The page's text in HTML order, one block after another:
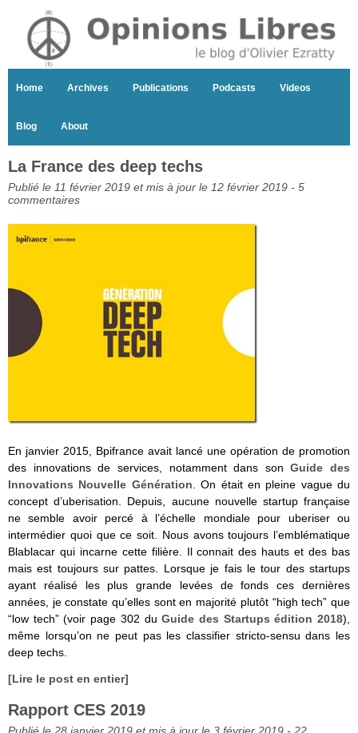
Home Archives Publications Podcasts Videos
Blog About
La France des deep techs
Publié le 11 février 2019 et mis à jour le 12 février 2019 - 5
commentaires
En janvier 2015, Bpifrance avait lancé une opération de promotion
des innovations de services, notamment dans sonGuide des
Innovations Nouvelle Génération . On était en pleine vague du
concept d’uberisation. Depuis, aucune nouvelle startup française
ne semble avoir percé à l’échelle mondiale pour uberiser ou
intermédier quoi que ce soit. Nous avons toujours l’emblématique
Blablacar qui incarne cette filière. Il connait des hauts et des bas
mais est toujours sur pattes. Lorsque je fais le tour des startups
ayant réalisé les plus grande levées de fonds ces dernières
années, je constate qu’elles sont en majorité plutôt “high tech” que
“low tech” (voir page 302 duGuide des Startups édition 2018),
même lorsqu’on ne peut pas les classifier stricto-sensu dans les
deep techs.
[Lire le post en entier]
Rapport CES 2019